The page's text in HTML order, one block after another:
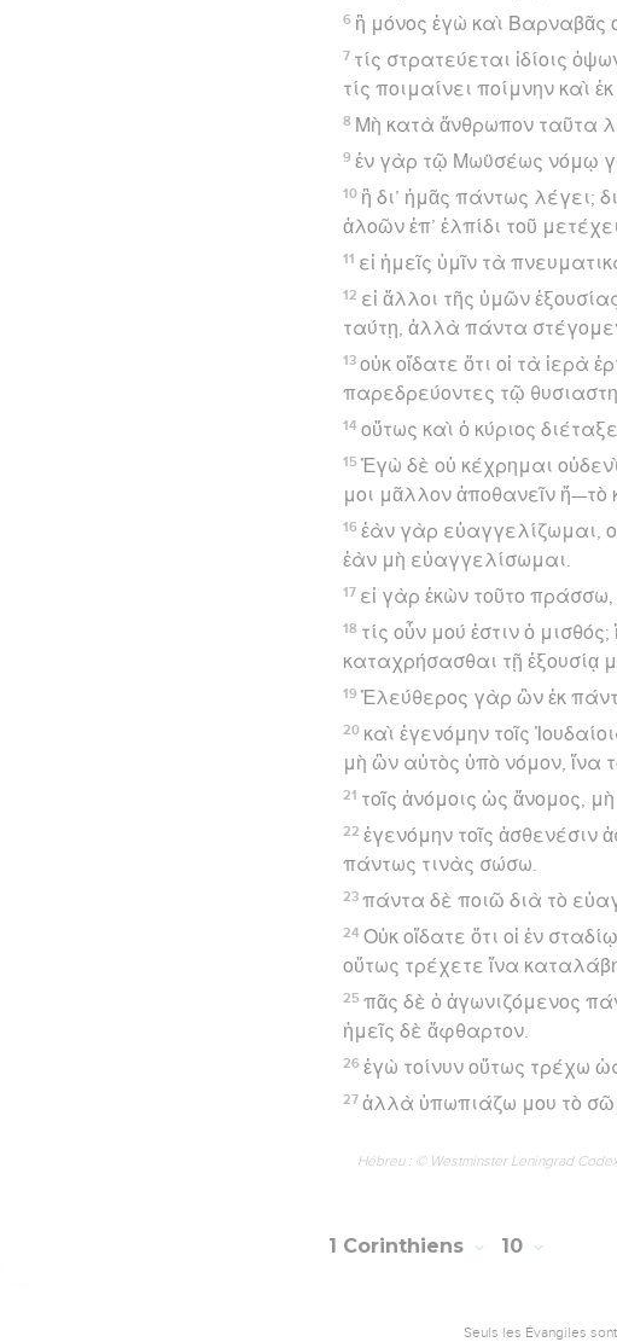
6 ἢ μόνος ἐγὼ καὶ Βαρναβᾶς
7 τίς στρατεύεται ἰδίοις
τίς ποιμαίνει ποίμνην καὶ
8 Μὴ κατὰ ἄνθρωπον ταῦτα
9 ἐν γὰρ τῷ Μωϋσέως νόμῳ
10 ἢ δι’ ἡμᾶς πάντως λέγει;
ἀλοῶν ἐπ’ ἐλπίδι τοῦ
11 εἰ ἡμεῖς ὑμῖν τὰ
12 εἰ ἄλλοι τῆς ὑμῶν
ταύτῃ, ἀλλὰ πάντα
13 οὐκ οἴδατε ὅτι οἱ τὰ ἱερὰ
παρεδρεύοντες τῷ
14 οὕτως καὶ ὁ κύριος
15 Ἐγὼ δὲ οὐ κέχρημαι
μοι μᾶλλον ἀποθανεῖν ἤ—τὸ
16 ἐὰν γὰρ εὐαγγελίζωμαι,
ἐὰν μὴ εὐαγγελίσωμαι.
17 εἰ γὰρ ἑκὼν τοῦτο πράσσω,
18 τίς οὖν μού ἐστιν ὁ
καταχρήσασθαι τῇ ἐξουσίᾳ
19 Ἐλεύθερος γὰρ ὢν ἐκ
20 καὶ ἐγενόμην τοῖς
μὴ ὢν αὐτὸς ὑπὸ νόμον, ἵνα
21 τοῖς ἀνόμοις ὡς ἄνομος,
22 ἐγενόμην τοῖς ἀσθενέσιν
πάντως τινὰς σώσω.
23 πάντα δὲ ποιῶ διὰ τὸ
24 Οὐκ οἴδατε ὅτι οἱ ἐν
οὕτως τρέχετε ἵνα
25 πᾶς δὲ ὁ ἀγωνιζόμενος
ἡμεῖς δὲ ἄφθαρτον.
26 ἐγὼ τοίνυν οὕτως τρέχω
27 ἀλλὰ ὑπωπιάζω μου τὸ
Hébreu : © Westminster Leningrad
1 Corinthiens 10
Seuls les Évangiles